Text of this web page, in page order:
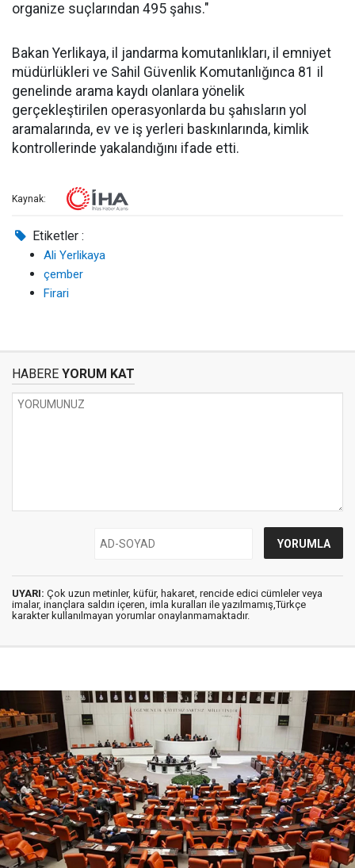
organize suçlarından 495 şahıs."
Bakan Yerlikaya, il jandarma komutanlıkları, il emniyet
müdürlükleri ve Sahil Güvenlik Komutanlığınca 81 il
genelinde arama kaydı olanlara yönelik
gerçekleştirilen operasyonlarda bu şahısların yol
aramalarında, ev ve iş yerleri baskınlarında, kimlik
kontrollerinde yakalandığını ifade etti.
Kaynak:
Etiketler :
Ali Yerlikaya
çember
Firari
HABERE YORUM KAT
UYARI: Çok uzun metinler, küfür, hakaret, rencide edici cümleler veya
imalar, inançlara saldırı içeren, imla kuralları ile yazılmamış,Türkçe
karakter kullanılmayan yorumlar onaylanmamaktadır.